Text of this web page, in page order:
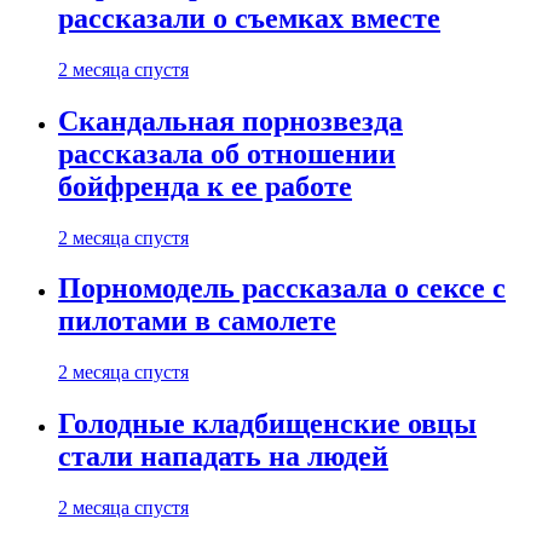
рассказали о съемках вместе
2 месяца спустя
Скандальная порнозвезда
рассказала об отношении
бойфренда к ее работе
2 месяца спустя
Порномодель рассказала о сексе с
пилотами в самолете
2 месяца спустя
Голодные кладбищенские овцы
стали нападать на людей
2 месяца спустя